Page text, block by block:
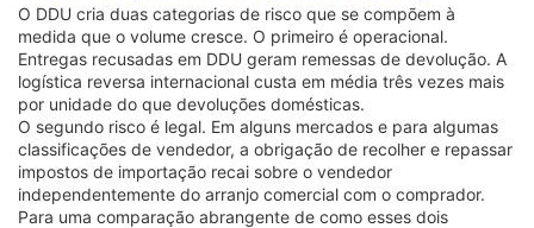
O DDU cria duas categorias de risco que se compõem à
medida que o volume cresce. O primeiro é operacional.
Entregas recusadas em DDU geram remessas de devolução. A
logística reversa internacional custa em média três vezes mais
por unidade do que devoluções domésticas.
O segundo risco é legal. Em alguns mercados e para algumas
classificações de vendedor, a obrigação de recolher e repassar
impostos de importação recai sobre o vendedor
independentemente do arranjo comercial com o comprador.
Para uma comparação abrangente de como esses dois